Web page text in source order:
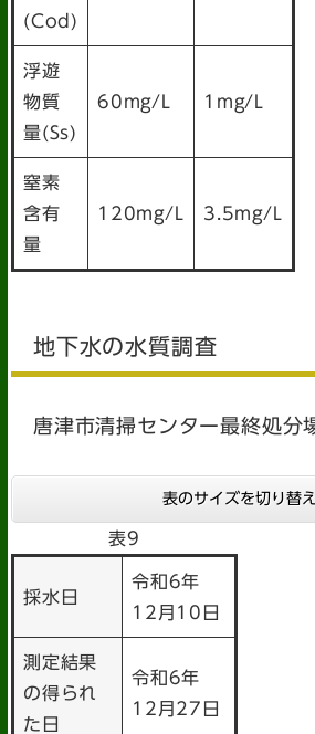
(Cod)
浮遊
物質
量(Ss)
60mg/L 1mg/L
窒素
含有
量
120mg/L 3.5mg/L
地下水の水質調査
唐津市清掃センター最終処分
表のサイズを切り替
表9
採水日
令和6年
12月10日
測定結果
の得られ
た日
令和6年
12月27日